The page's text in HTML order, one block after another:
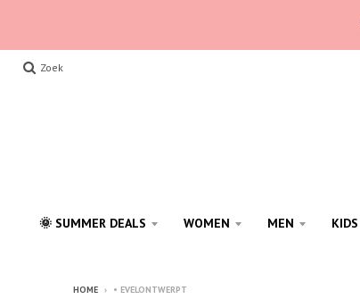
Zoek
🌞 SUMMER DEALS WOMEN MEN KIDS
HOME › • EVELONTWERPT